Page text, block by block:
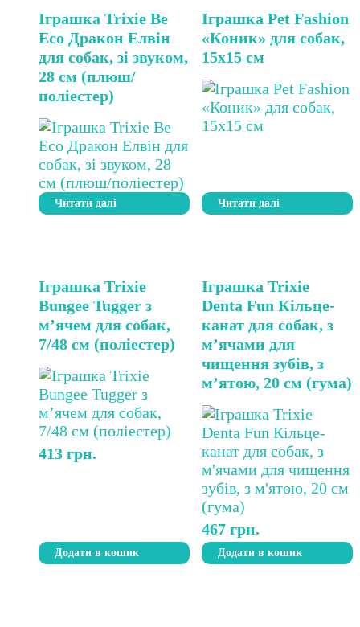
Іграшка Trixie Be
Eco Дракон Елвін
для собак, зі звуком,
28 см (плюш/
поліестер)
Читати далі
Іграшка Pet Fashion
«Коник» для собак,
15х15 см
Читати далі
Іграшка Trixie
Bungee Tugger з
м’ячем для собак,
7/48 см (поліестер)
413 грн.
Додати в кошик
Іграшка Trixie
Denta Fun Кільце-
канат для собак, з
м’ячами для
чищення зубів, з
м’ятою, 20 см (гума)
467грн.
Додати в кошик